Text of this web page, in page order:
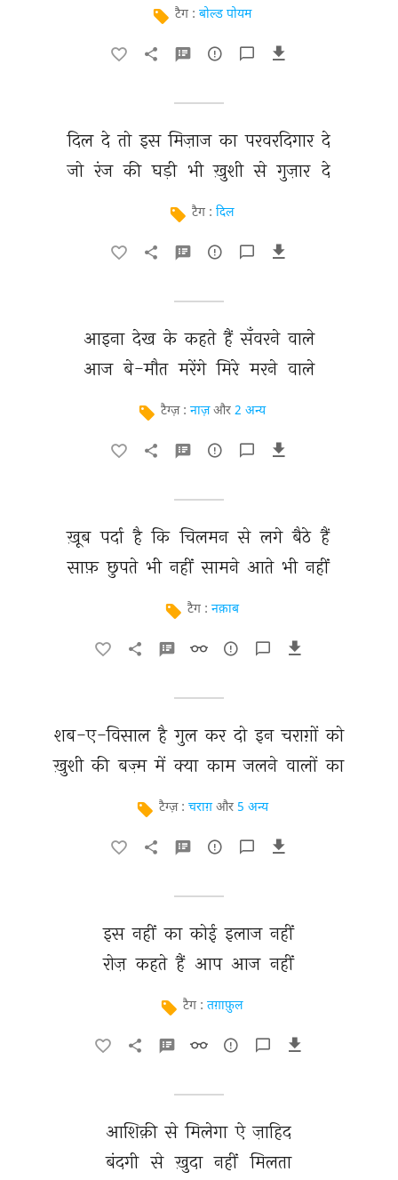
टैग : बोल्ड पोयम
दिल दे तो इस मिज़ाज का परवरदिगार दे
जो रंज की घड़ी भी ख़ुशी से गुज़ार दे
टैग : दिल
आइना देख के कहते हैं सँवरने वाले
आज बे-मौत मरेंगे मिरे मरने वाले
टैग्ज़ : नाज़ और 2 अन्य
ख़ूब पर्दा है कि चिलमन से लगे बैठे हैं
साफ़ छुपते भी नहीं सामने आते भी नहीं
टैग : नक़ाब
शब-ए-विसाल है गुल कर दो इन चराग़ों को
ख़ुशी की बज़्म में क्या काम जलने वालों का
टैग्ज़ : चराग़ और 5 अन्य
इस नहीं का कोई इलाज नहीं
रोज़ कहते हैं आप आज नहीं
टैग : तग़ाफ़ुल
आशिक़ी से मिलेगा ऐ ज़ाहिद
बंदगी से ख़ुदा नहीं मिलता